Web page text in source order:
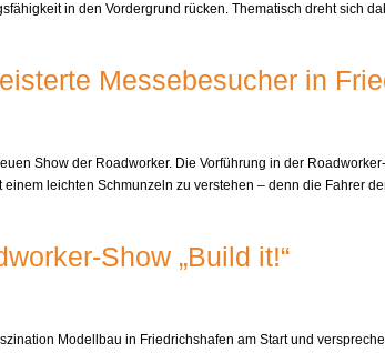
in den Vordergrund rücken. Thematisch dreht sich
Messebesucher in
Show der Roadworker. Die Vorführung in der
leichten Schmunzeln zu verstehen – denn die Fahrer
Show „Build it!“
Modellbau in Friedrichshafen am Start und